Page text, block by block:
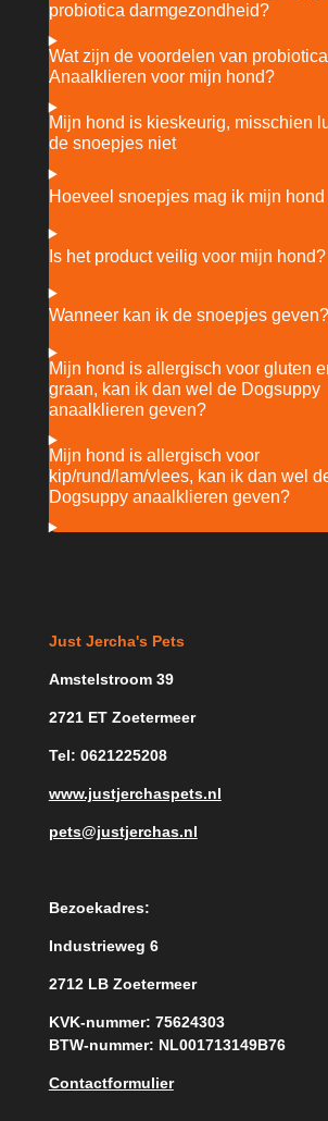
probiotica darmgezondheid?
Wat zijn de voordelen van probiotica
Anaalklieren voor mijn hond?
Mijn hond is kieskeurig, misschien
de snoepjes niet
Hoeveel snoepjes mag ik mijn
Is het product veilig voor mijn hond?
Wanneer kan ik de snoepjes geven?
Mijn hond is allergisch voor gluten
graan, kan ik dan wel de Dogsuppy
anaalklieren geven?
Mijn hond is allergisch voor
kip/rund/lam/vlees, kan ik dan wel
Dogsuppy anaalklieren geven?
Just Jercha's Pets
Amstelstroom 39
2721 ET Zoetermeer
Tel: 0621225208
www.justjerchaspets.nl
pets@justjerchas.nl
Bezoekadres:
Industrieweg 6
2712 LB Zoetermeer
KVK-nummer: 75624303
BTW-nummer: NL001713149B76
Contactformulier